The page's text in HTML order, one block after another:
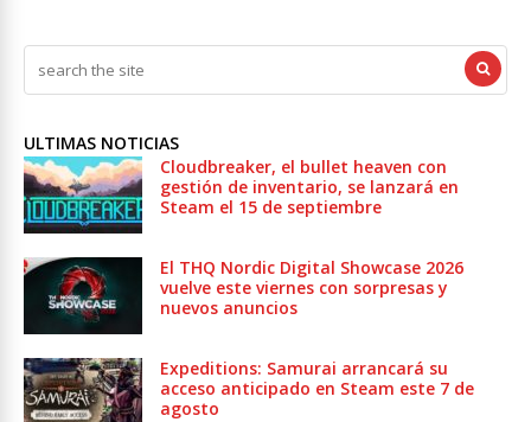
ULTIMAS NOTICIAS
Cloudbreaker, el bullet heaven con
gestión de inventario, se lanzará en
Steam el 15 de septiembre
El THQ Nordic Digital Showcase 2026
vuelve este viernes con sorpresas y
nuevos anuncios
Expeditions: Samurai arrancará su
acceso anticipado en Steam este 7 de
agosto